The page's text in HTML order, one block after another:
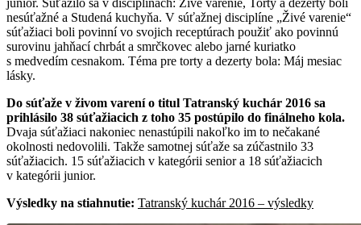
junior. Súťažilo sa v disciplínach: Živé varenie, Torty a dezerty boli
nesúťažné a Studená kuchyňa. V súťažnej disciplíne „Živé varenie“
súťažiaci boli povinní vo svojich receptúrach použiť ako povinnú
surovinu jahňací chrbát a smrčkovec alebo jarné kuriatko
s medvedím cesnakom. Téma pre torty a dezerty bola: Máj mesiac
lásky.
Do súťaže v živom varení o titul Tatranský kuchár 2016 sa
prihlásilo 38 súťažiacich z toho 35 postúpilo do finálneho kola.
Dvaja súťažiaci nakoniec nenastúpili nakoľko im to nečakané
okolnosti nedovolili. Takže samotnej súťaže sa zúčastnilo 33
súťažiacich. 15 súťažiacich v kategórii senior a 18 súťažiacich
v kategórii junior.
Výsledky na stiahnutie: Tatranský kuchár 2016 – výsledky